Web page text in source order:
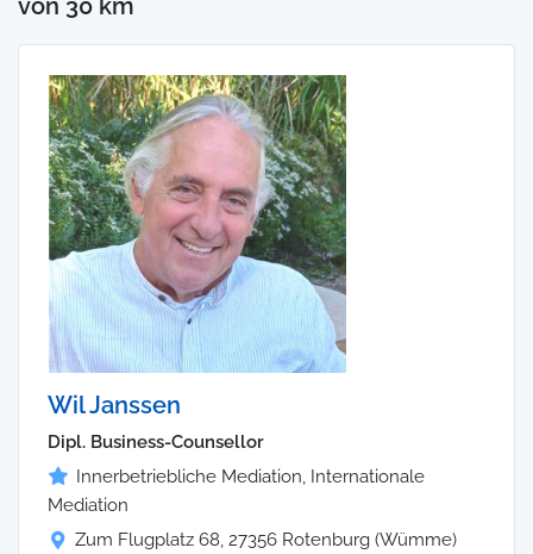
von 30 km
Wil Janssen
Dipl. Business-Counsellor
Innerbetriebliche Mediation, Internationale
Mediation
Zum Flugplatz 68, 27356 Rotenburg (Wümme)